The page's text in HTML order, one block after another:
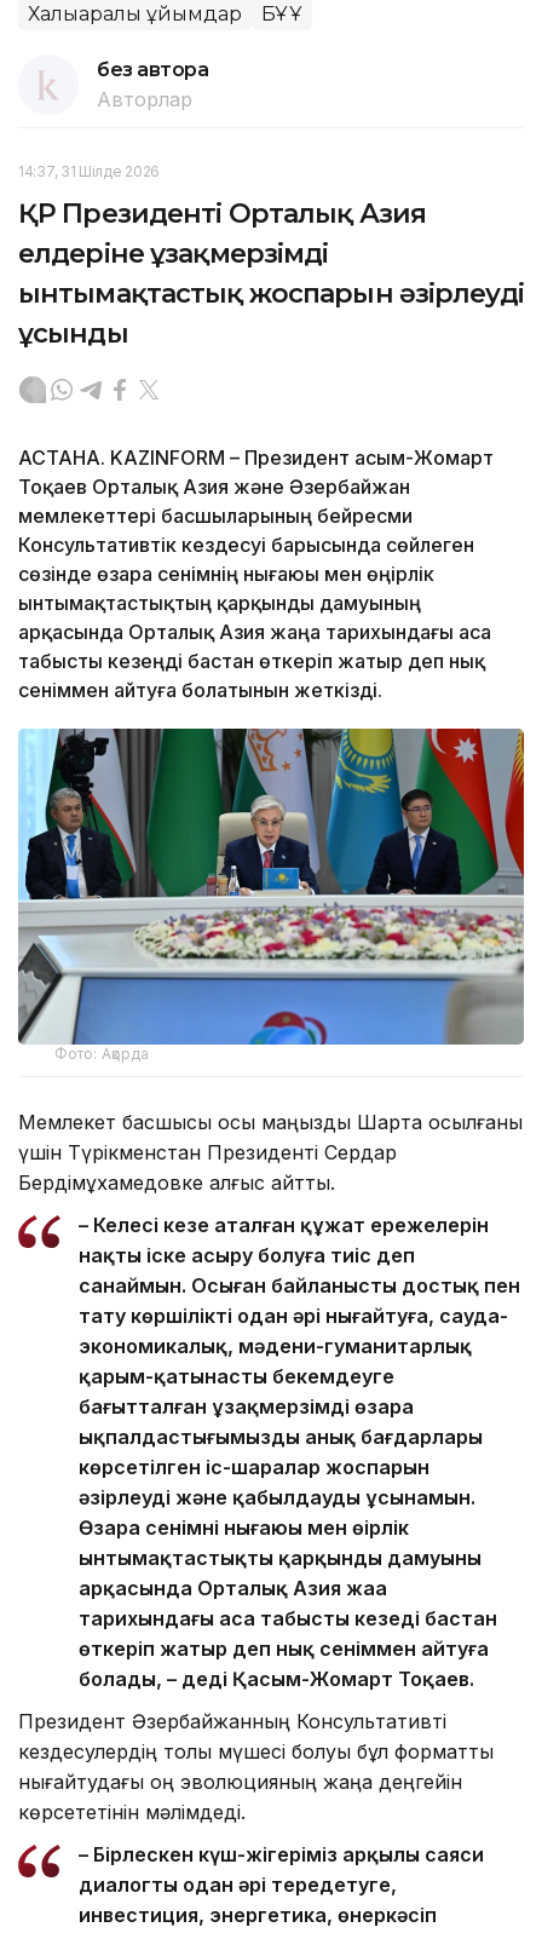
Халықаралық ұйымдар БҰҰ
без автора
Авторлар
14:37, 31 Шілде 2026
ҚР Президенті Орталық Азия
елдеріне ұзақмерзімді
ынтымақтастық жоспарын әзірлеуді
ұсынды
АСТАНА. KAZINFORM – Президент Қасым-Жомарт
Тоқаев Орталық Азия және Әзербайжан
мемлекеттері басшыларының бейресми
Консультативтік кездесуі барысында сөйлеген
сөзінде өзара сенімнің нығаюы мен өңірлік
ынтымақтастықтың қарқынды дамуының
арқасында Орталық Азия жаңа тарихындағы аса
табысты кезеңді бастан өткеріп жатыр деп нық
сеніммен айтуға болатынын жеткізді.
Фото: Ақорда
Мемлекет басшысы осы маңызды Шартқа қосылғаны
үшін Түрікменстан Президенті Сердар
Бердімұхамедовке алғыс айтты.
– Келесі кезең аталған құжат ережелерін
нақты іске асыру болуға тиіс деп
санаймын. Осыған байланысты достық пен
тату көршілікті одан әрі нығайтуға, сауда-
экономикалық, мәдени-гуманитарлық
қарым-қатынасты бекемдеуге
бағытталған ұзақмерзімді өзара
ықпалдастығымыздың анық бағдарлары
көрсетілген іс-шаралар жоспарын
әзірлеуді және қабылдауды ұсынамын.
Өзара сенімнің нығаюы мен өңірлік
ынтымақтастықтың қарқынды дамуының
арқасында Орталық Азия жаңа
тарихындағы аса табысты кезеңді бастан
өткеріп жатыр деп нық сеніммен айтуға
болады, – деді Қасым-Жомарт Тоқаев.
Президент Әзербайжанның Консультативті
кездесулердің толық мүшесі болуы бұл форматты
нығайтудағы оң эволюцияның жаңа деңгейін
көрсететінін мәлімдеді.
– Бірлескен күш-жігеріміз арқылы саяси
диалогты одан әрі тереңдетуге,
инвестиция, энергетика, өнеркәсіп